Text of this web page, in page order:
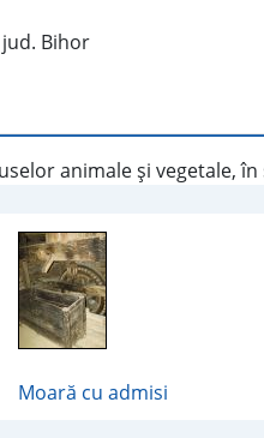
Bihor
animale şi vegetale,
Moară cu admisi